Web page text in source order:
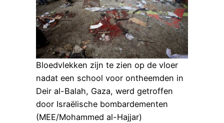
Bloedvlekken zijn te zien op de vloer
nadat een school voor ontheemden in
Deir al-Balah, Gaza, werd getroffen
door Israëlische bombardementen
(MEE/Mohammed al-Hajjar)